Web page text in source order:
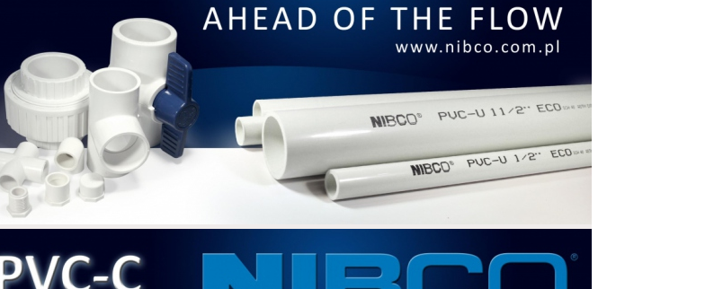
sa skladajú z rúrok, tvaroviek a ventilov vyrobených z
termoplastových materiálov – chlorovaného polyvinylchloridu (CPVC) a polyvinylchloridu (PVC).
NIBCO, americká firma pôsobiaca na trhu už 95 rokov, vlastní 16 výrobných závodov po celom
svete. CPVC a PVC je firmou NIBCO vyrábané a distribuované už viac ako pol storočia. Firma je
hrdá na svoje výborné výsledky a milióny spokojných zákazníkov. Potrubné systémy NIBCO sú
inštalované po celom svete. Získali povolenia pre inštaláciu od zodpovedajúcich úradov v USA,
Kanade, Velkej Británii, Poľsku, Rusku, Rumunsku, Bulharsku, Litve, Lotyšsku, Estónsku,
Maďarsku, Slovensku a v ďalších iných krajinách. V Slovenskej republike bol vydaný certifikát
štátnou skúšobňou SKTC – 110, VÚSAPL, a.s., Novozámocká 179, 950 37 Nitra. Väčšina
výrobkov NIBCO má certifikáty veľmi známeho úradu – amerického inštitútu hygieny. (National
Sanitation Foundation – NSF). Ak sa rozhodnete inštalovať systém NIBCO – kvalitu máte
zaručenú.
Sortiment a možnosť využitia CPVC a PVC